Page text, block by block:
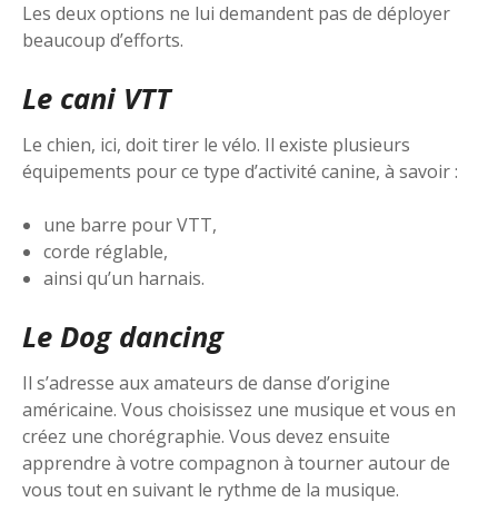
Les deux options ne lui demandent pas de déployer
beaucoup d’efforts.
Le cani VTT
Le chien, ici, doit tirer le vélo. Il existe plusieurs
équipements pour ce type d’activité canine, à savoir :
une barre pour VTT,
corde réglable,
ainsi qu’un harnais.
Le Dog dancing
Il s’adresse aux amateurs de danse d’origine
américaine. Vous choisissez une musique et vous en
créez une chorégraphie. Vous devez ensuite
apprendre à votre compagnon à tourner autour de
vous tout en suivant le rythme de la musique.